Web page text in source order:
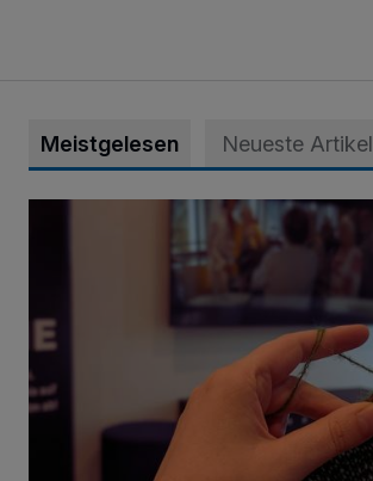
Meistgelesen Neueste Artikel
Psychothriller und Gestricktes